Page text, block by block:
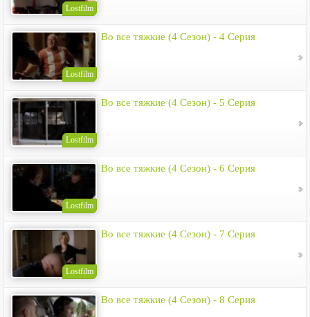
Lostfilm
Lostfilm
Во все тяжкие (4 Сезон) - 4 Серия
Lostfilm
Во все тяжкие (4 Сезон) - 5 Серия
Lostfilm
Во все тяжкие (4 Сезон) - 6 Серия
Lostfilm
Во все тяжкие (4 Сезон) - 7 Серия
Во все тяжкие (4 Сезон) - 8 Серия